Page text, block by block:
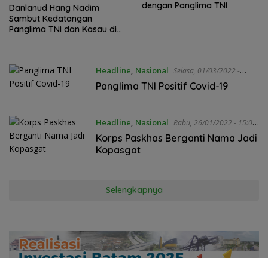
Danlanud Hang Nadim
Sambut Kedatangan
Panglima TNI dan Kasau di
dengan Panglima TNI
Headline, Nasional Selasa, 01/03/2022 -
11:52 WIB
Panglima TNI Positif Covid-19
Headline, Nasional Rabu, 26/01/2022 - 15:09
WIB
Korps Paskhas Berganti Nama Jadi
Kopasgat
Selengkapnya